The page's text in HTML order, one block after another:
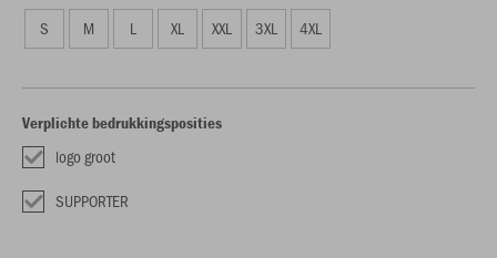
S M L XL XXL 3XL 4XL
Verplichte bedrukkingsposities
logo groot
SUPPORTER